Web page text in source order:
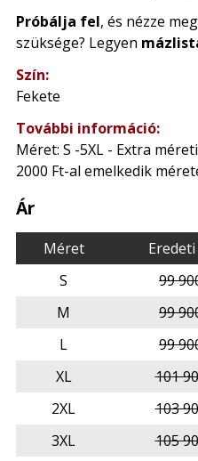
Próbálja fel, és nézze
szüksége? Legyen
Szín:
Fekete
További információ:
Méret: S -5XL - Extra
2000 Ft-al emelkedik
Ár
Méret
S
99
M
99
L
99
XL
101
2XL
103
3XL
105